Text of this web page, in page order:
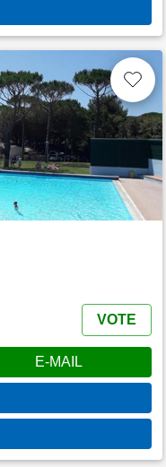
VOTE
E-MAIL